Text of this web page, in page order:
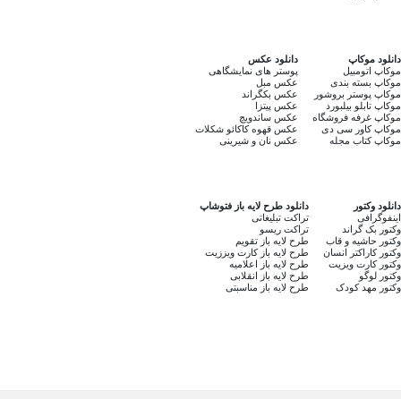
دانلود موکاپ
موکاپ اتومبیل
موکاپ بسته بندی
موکاپ پوستر بروشور
موکاپ تابلو بیلبورد
موکاپ غرفه فروشگاه
موکاپ کاور سی دی
موکاپ کتاب مجله
دانلود عکس
پوستر های نمایشگاهی
عکس مبل
عکس بکگراند
عکس پیتزا
عکس ساندویچ
عکس قهوه کاکائو شکلات
عکس نان و شیرینی
دانلود وکتور
اینفوگرافی
وکتور بک گراند
وکتور حاشیه و قاب
وکتور کاراکتر انسان
وکتور کارت ویزیت
وکتور لوگو
وکتور مهد کودک
دانلود طرح لایه باز فتوشاپ
تراکت تبلیغاتی
تراکت ریسو
طرح لایه باز تقویم
طرح لایه باز کارت ویززیت
طرح لایه باز اعلامیه
طرح لایه باز انقلابی
طرح لایه باز مناسبتی